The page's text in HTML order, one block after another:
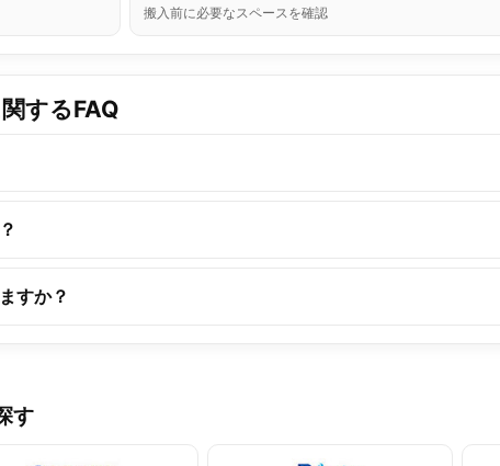
搬入前に必要なスペースを確認
するFAQ
すか？
す